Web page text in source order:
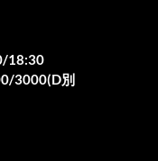
18:30
3000(D別